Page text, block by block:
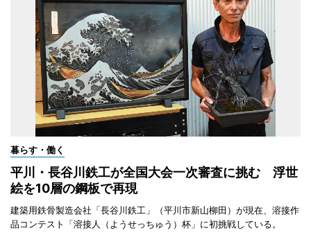
暮らす・働く
平川・長谷川鉄工が全国大会一次審査に挑む 浮世
絵を10層の鋼板で再現
建築用鉄骨製造会社「長谷川鉄工」（平川市新山柳田）が現在、溶接作
品コンテスト「溶接人（ようせっちゅう）杯」に初挑戦している。